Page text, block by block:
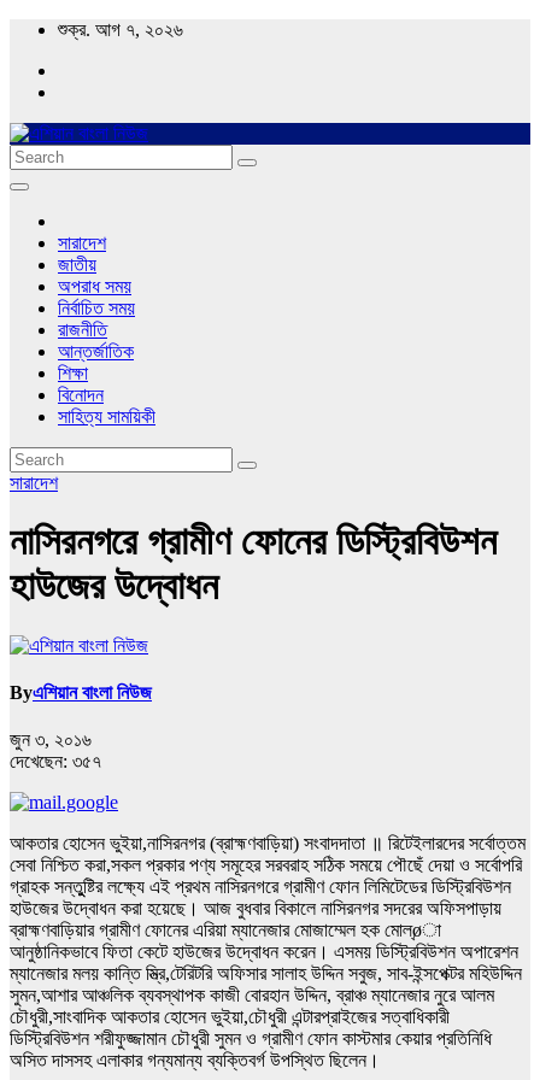
Skip
content
শুক্র. আগ ৭, ২০২৬
Asian Bangla News
এশিয়ান বাংলা নিউজ
সারাদেশ
জাতীয়
অপরাধ সময়
নির্বাচিত সময়
রাজনীতি
আন্তর্জাতিক
শিক্ষা
বিনোদন
সাহিত্য সাময়িকী
সারাদেশ
নাসিরনগরে গ্রামীণ ফোনের ডিস্ট্রিবিউশন
হাউজের উদ্বোধন
Byএশিয়ান বাংলা নিউজ
জুন ৩, ২০১৬
দেখেছেন: ৩৫৭
আকতার হোসেন ভুইয়া,নাসিরনগর (ব্রাহ্মণবাড়িয়া) সংবাদদাতা ॥ রিটেইলারদের সর্বোত্তম
সেবা নিশ্চিত করা,সকল প্রকার পণ্য সমূহের সরবরাহ সঠিক সময়ে পৌছেঁ দেয়া ও সর্বোপরি
গ্রাহক সন্তুুষ্টির লক্ষ্যে এই প্রথম নাসিরনগরে গ্রামীণ ফোন লিমিটেডের ডিস্ট্রিবিউশন
হাউজের উদ্বোধন করা হয়েছে। আজ বুধবার বিকালে নাসিরনগর সদরের অফিসপাড়ায়
ব্রাহ্মণবাড়িয়ার গ্রামীণ ফোনের এরিয়া ম্যানেজার মোজাম্মেল হক মোল্øা
আনুষ্ঠানিকভাবে ফিতা কেটে হাউজের উদ্বোধন করেন। এসময় ডিস্ট্রিবিউশন অপারেশন
ম্যানেজার মলয় কান্তি ম্ত্রি,টেরিটরি অফিসার সালাহ উদ্দিন সবুজ, সাব-ইন্সপেক্টর মহিউদ্দিন
সুমন,আশার আঞ্চলিক ব্যবস্থাপক কাজী বোরহান উদ্দিন, ব্রাঞ্চ ম্যানেজার নুরে আলম
চৌধুরী,সাংবাদিক আকতার হোসেন ভুইয়া,চৌধুরী এন্টারপ্রাইজের সত্বাধিকারী
ডিস্ট্রিবিউশন শরীফুজ্জামান চৌধুরী সুমন ও গ্রামীণ ফোন কাস্টমার কেয়ার প্রতিনিধি
অসিত দাসসহ এলাকার গন্যমান্য ব্যক্তিবর্গ উপস্থিত ছিলেন।